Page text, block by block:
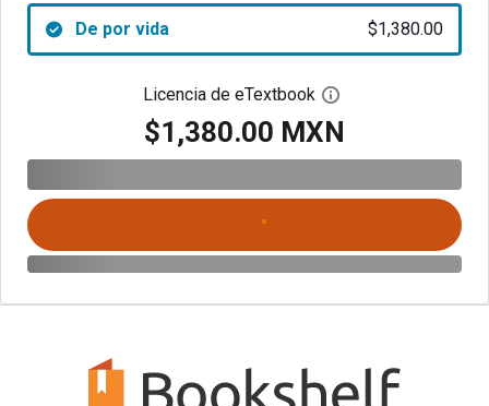
De por vida $1,380.00
Licencia de eTextbook Abre el cuadro de
$1,380.00 MXN